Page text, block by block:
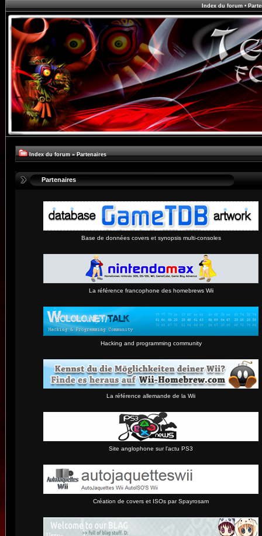
Index du forum•
Index du forum » Partenaires
Partenaires
Base de données covers et synopsis multi-consoles
La référence francophone des homebrews Wii
Hacking and programming community
La référence allemande de la Wii
Site anglophone sur l'actu PS3
Création de covers et ISOs par Spayrosam